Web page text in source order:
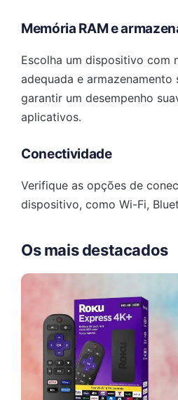
Memória RAM e
Escolha um dispositivo com
adequada e armazenamento
garantir um desempenho
aplicativos.
Conectividade
Verifique as opções de
dispositivo, como Wi-Fi,
Os mais destacados